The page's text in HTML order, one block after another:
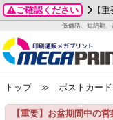
ご確認ください 【
低価格、短納期、
グッズ
ステッカー
お客様へ
いて
刷
カード印刷
成前に
ガイド
ード印刷
名刺印刷
一覧
わせ
2026年 8月
月
火 水 木
3
4 5 6
トップ≫ ポストカード
【重要】お盆期間中の